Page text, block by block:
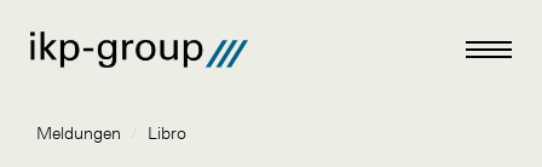
Meldungen / Libro